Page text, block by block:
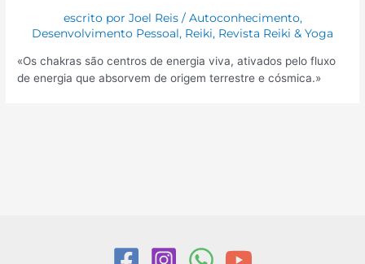
escrito por Joel Reis / Autoconhecimento,
Desenvolvimento Pessoal, Reiki, Revista Reiki & Yoga
«Os chakras são centros de energia viva, ativados pelo fluxo
de energia que absorvem de origem terrestre e cósmica.»